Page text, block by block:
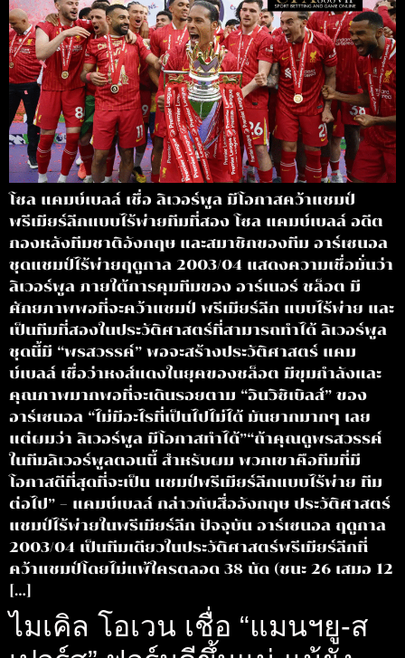
โซล แคมบ์เบลล์ เชื่อ ลิเวอร์พูล มีโอกาสคว้าแชมป์
พรีเมียร์ลีกแบบไร้พ่ายทีมที่สอง โซล แคมบ์เบลล์ อดีต
กองหลังทีมชาติอังกฤษ และสมาชิกของทีม อาร์เซนอล
ชุดแชมป์ไร้พ่ายฤดูกาล 2003/04 แสดงความเชื่อมั่นว่า
ลิเวอร์พูล ภายใต้การคุมทีมของ อาร์เนอร์ ชล็อต มี
ศักยภาพพอที่จะคว้าแชมป์ พรีเมียร์ลีก แบบไร้พ่าย และ
เป็นทีมที่สองในประวัติศาสตร์ที่สามารถทำได้ ลิเวอร์พูล
ชุดนี้มี “พรสวรรค์” พอจะสร้างประวัติศาสตร์ แคม
บ์เบลล์ เชื่อว่าหงส์แดงในยุคของชล็อต มีขุมกำลังและ
คุณภาพมากพอที่จะเดินรอยตาม “อินวิซิเบิลส์” ของ
อาร์เซนอล “ไม่มีอะไรที่เป็นไปไม่ได้ มันยากมากๆ เลย
แต่ผมว่า ลิเวอร์พูล มีโอกาสทำได้”“ถ้าคุณดูพรสวรรค์
ในทีมลิเวอร์พูลตอนนี้ สำหรับผม พวกเขาคือทีมที่มี
โอกาสดีที่สุดที่จะเป็น แชมป์พรีเมียร์ลีกแบบไร้พ่าย ทีม
ต่อไป” – แคมบ์เบลล์ กล่าวกับสื่ออังกฤษ ประวัติศาสตร์
แชมป์ไร้พ่ายในพรีเมียร์ลีก ปัจจุบัน อาร์เซนอล ฤดูกาล
2003/04 เป็นทีมเดียวในประวัติศาสตร์พรีเมียร์ลีกที่
คว้าแชมป์โดยไม่แพ้ใครตลอด 38 นัด (ชนะ 26 เสมอ 12
[…]
ไมเคิล โอเวน เชื่อ “แมนฯยู-ส